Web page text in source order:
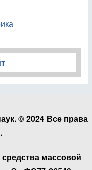
© 2024 Все права
массовой